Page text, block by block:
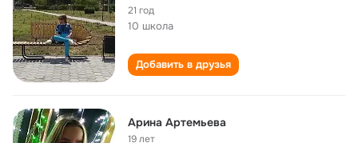
21 год
10 школа
Добавить в друзья
Арина Артемьева
19 лет